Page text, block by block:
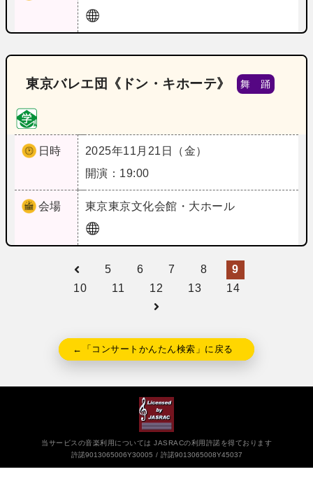
東京バレエ団《ドン・キホーテ》 舞 踊
日時
2025年11月21日（金）
開演：19:00
会場 東京東京文化会館・大ホール
5 6 7 8
9
10
11 12 13 14
←「コンサートかんたん検索」に戻る
当サービスの音楽利用については JASRACの利用許諾を得ております
許諾9013065006Y30005
許諾9013065008Y45037